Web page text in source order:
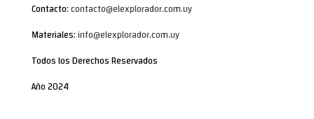
Contacto:contacto@elexplorador.com.uy
Materiales:info@elexplorador.com.uy
Todos los Derechos Reservados
Año 2024